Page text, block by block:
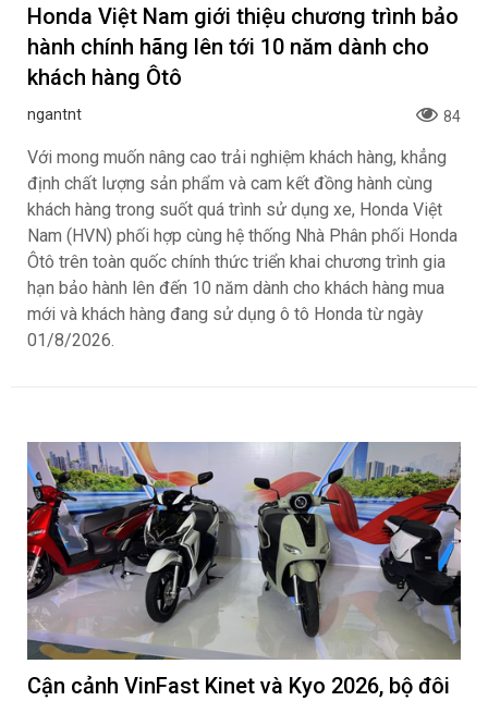
Honda Việt Nam giới thiệu chương trình bảo
hành chính hãng lên tới 10 năm dành cho
khách hàng Ôtô
ngantnt 84
Với mong muốn nâng cao trải nghiệm khách hàng, khẳng
định chất lượng sản phẩm và cam kết đồng hành cùng
khách hàng trong suốt quá trình sử dụng xe, Honda Việt
Nam (HVN) phối hợp cùng hệ thống Nhà Phân phối Honda
Ôtô trên toàn quốc chính thức triển khai chương trình gia
hạn bảo hành lên đến 10 năm dành cho khách hàng mua
mới và khách hàng đang sử dụng ô tô Honda từ ngày
01/8/2026.
Cận cảnh VinFast Kinet và Kyo 2026, bộ đôi